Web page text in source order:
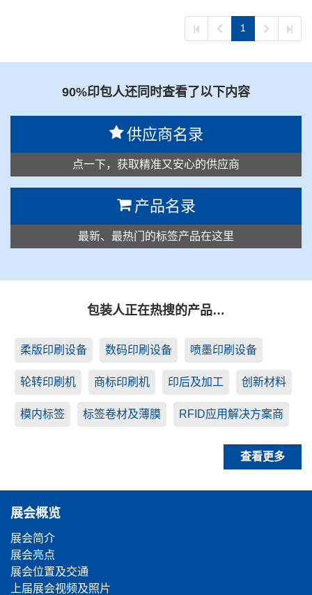
1
90%印包人还同时查看了以下内容
供应商名录
点一下，获取精准又安心的供应商
产品名录
最新、最热门的标签产品在这里
包装人正在热搜的产品…
柔版印刷设备 数码印刷设备 喷墨印刷设备
轮转印刷机 商标印刷机 印后及加工 创新材料
模内标签 标签卷材及薄膜 RFID应用解决方案商
查看更多
展会概览
展会简介
展会亮点
展会位置及交通
上届展会视频及照片